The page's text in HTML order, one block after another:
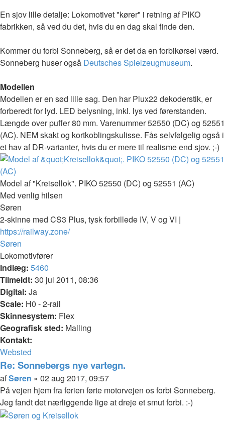
En sjov lille detalje: Lokomotivet "kører" i retning af PIKO
fabrikken, så ved du det, hvis du en dag skal finde den.
Kommer du forbi Sonneberg, så er det da en forbikørsel værd.
Sonneberg huser også Deutsches Spielzeugmuseum.
Modellen
Modellen er en sød lille sag. Den har Plux22 dekoderstik, er
forberedt for lyd. LED belysning, inkl. lys ved førerstanden.
Længde over puffer 80 mm. Varenummer 52550 (DC) og 52551
(AC). NEM skakt og kortkoblingskulisse. Fås selvfølgelig også i
et hav af DR-varianter, hvis du er mere til realisme end sjov. ;-)
Model af "Kreisellok". PIKO 52550 (DC) og 52551 (AC)
Med venlig hilsen
Søren
2-skinne med CS3 Plus, tysk forbillede IV, V og VI |
https://railway.zone/
Top
Søren
Lokomotivfører
Indlæg: 5460
Tilmeldt: 30 jul 2011, 08:36
Digital: Ja
Scale: H0 - 2-rail
Skinnesystem: Flex
Geografisk sted: Malling
Kontakt:
Kontakt
Søren
Websted
Re: Sonnebergs nye vartegn.
Citer
Indlæg
afSøren » 02 aug 2017, 09:57
På vejen hjem fra ferien førte motorvejen os forbi Sonneberg.
Jeg fandt det nærliggende lige at dreje et smut forbi. :-)